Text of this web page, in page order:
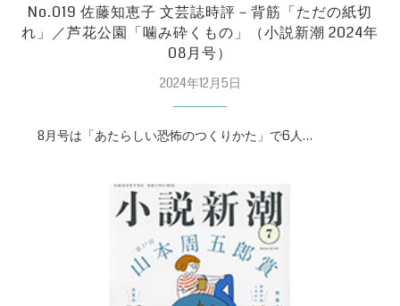
No.019 佐藤知恵子 文芸誌時評－背筋「ただの紙切
れ」／芦花公園「噛み砕くもの」（小説新潮 2024年
08月号）
2024年12月5日
8月号は「あたらしい恐怖のつくりかた」で6人…